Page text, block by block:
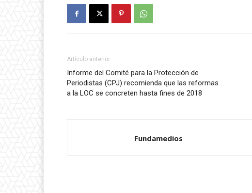
Artículo anterior
Informe del Comité para la Protección de
Periodistas (CPJ) recomienda que las reformas
a la LOC se concreten hasta fines de 2018
Fundamedios